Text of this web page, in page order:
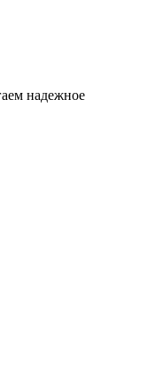
надежное